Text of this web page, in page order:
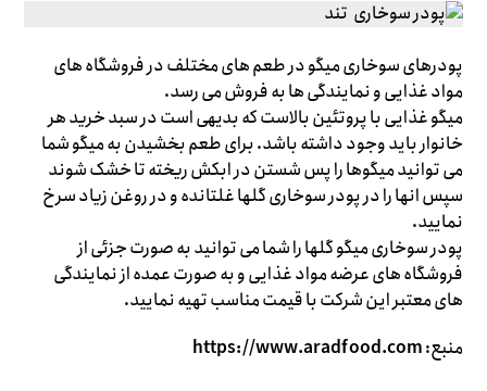
پودرهای سوخاری میگو در طعم های مختلف در فروشگاه های
مواد غذایی و نمایندگی ها به فروش می رسد.
میگو غذایی با پروتئین بالاست که بدیهی است در سبد خرید هر
خانوار باید وجود داشته باشد. برای طعم بخشیدن به میگو شما
می توانید میگوها را پس شستن در ابکش ریخته تا خشک شوند
سپس انها را در پودر سوخاری گلها غلتانده و در روغن زیاد سرخ
نمایید.
پودر سوخاری میگو گلها را شما می توانید به صورت جزئی از
فروشگاه های عرضه مواد غذایی و به صورت عمده از نمایندگی
های معتبر این شرکت با قیمت مناسب تهیه نمایید.
منبع:https://www.aradfood.com